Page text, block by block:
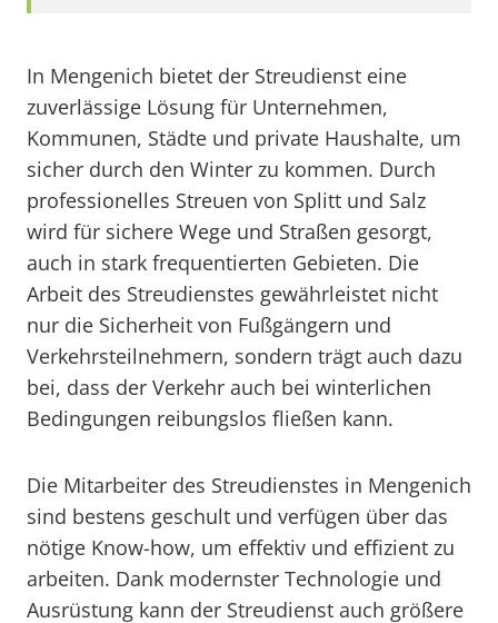
In Mengenich bietet der Streudienst eine
zuverlässige Lösung für Unternehmen,
Kommunen, Städte und private Haushalte, um
sicher durch den Winter zu kommen. Durch
professionelles Streuen von Splitt und Salz
wird für sichere Wege und Straßen gesorgt,
auch in stark frequentierten Gebieten. Die
Arbeit des Streudienstes gewährleistet nicht
nur die Sicherheit von Fußgängern und
Verkehrsteilnehmern, sondern trägt auch dazu
bei, dass der Verkehr auch bei winterlichen
Bedingungen reibungslos fließen kann.
Die Mitarbeiter des Streudienstes in Mengenich
sind bestens geschult und verfügen über das
nötige Know-how, um effektiv und effizient zu
arbeiten. Dank modernster Technologie und
Ausrüstung kann der Streudienst auch größere